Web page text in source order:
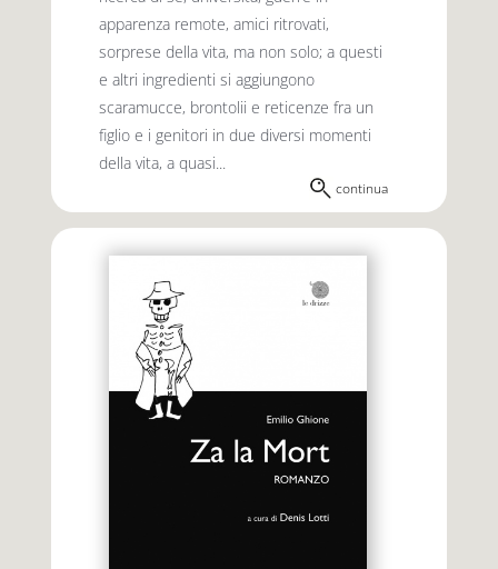
apparenza remote, amici ritrovati,
sorprese della vita, ma non solo; a questi
e altri ingredienti si aggiungono
scaramucce, brontolii e reticenze fra un
figlio e i genitori in due diversi momenti
della vita, a quasi...
continua